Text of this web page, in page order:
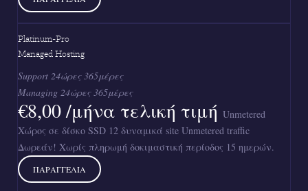
Platinum-Pro
Managed Hosting
Support 24ώρες 365μέρες
Managing 24ώρες 365μέρες
€8,00 /μήνα τελική τιμή Unmetered
Χώρος σε δίσκο SSD 12 δυναμικά site Unmetered traffic
Δωρεάν! Χωρίς πληρωμή δοκιμαστική περίοδος 15 ημερών.
ΠΑΡΑΓΓΕΛΙΑ